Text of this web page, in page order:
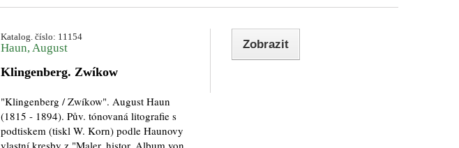
Katalog. číslo: 11154
Haun, August
Klingenberg. Zwíkow
"Klingenberg / Zwíkow". August Haun
(1815 - 1894). Pův. tónovaná litografie s
podtiskem (tiskl W. Korn) podle Haunovy
vlastní kresby z "Maler. histor. Album von
Zobrazit